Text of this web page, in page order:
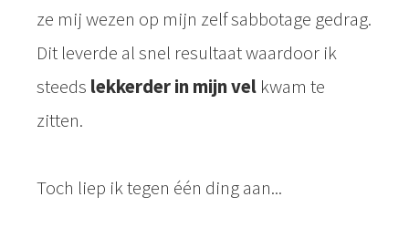
ze mij wezen op mijn zelf sabbotage gedrag.
Dit leverde al snel resultaat waardoor ik
steeds lekkerder in mijn vel kwam te
zitten.
Toch liep ik tegen één ding aan...